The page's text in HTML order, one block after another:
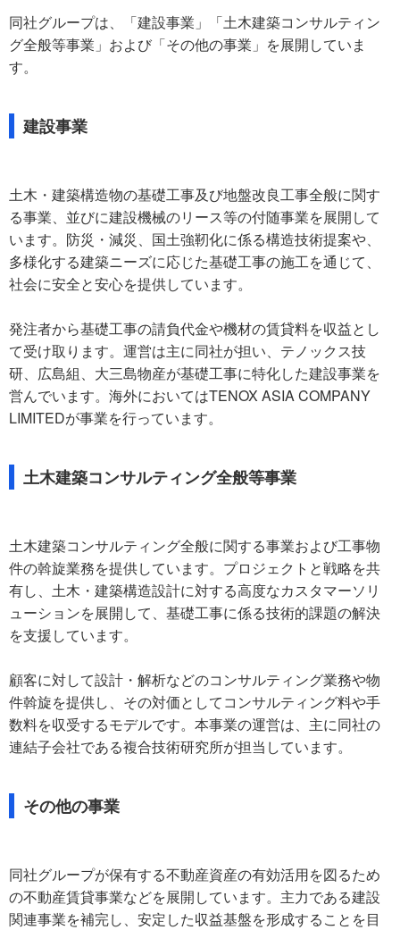
同社グループは、「建設事業」「土木建築コンサルティン
グ全般等事業」および「その他の事業」を展開していま
す。
建設事業
土木・建築構造物の基礎工事及び地盤改良工事全般に関す
る事業、並びに建設機械のリース等の付随事業を展開して
います。防災・減災、国土強靭化に係る構造技術提案や、
多様化する建築ニーズに応じた基礎工事の施工を通じて、
社会に安全と安心を提供しています。
発注者から基礎工事の請負代金や機材の賃貸料を収益とし
て受け取ります。運営は主に同社が担い、テノックス技
研、広島組、大三島物産が基礎工事に特化した建設事業を
営んでいます。海外においてはTENOX ASIA COMPANY
LIMITEDが事業を行っています。
土木建築コンサルティング全般等事業
土木建築コンサルティング全般に関する事業および工事物
件の斡旋業務を提供しています。プロジェクトと戦略を共
有し、土木・建築構造設計に対する高度なカスタマーソリ
ューションを展開して、基礎工事に係る技術的課題の解決
を支援しています。
顧客に対して設計・解析などのコンサルティング業務や物
件斡旋を提供し、その対価としてコンサルティング料や手
数料を収受するモデルです。本事業の運営は、主に同社の
連結子会社である複合技術研究所が担当しています。
その他の事業
同社グループが保有する不動産資産の有効活用を図るため
の不動産賃貸事業などを展開しています。主力である建設
関連事業を補完し、安定した収益基盤を形成することを目